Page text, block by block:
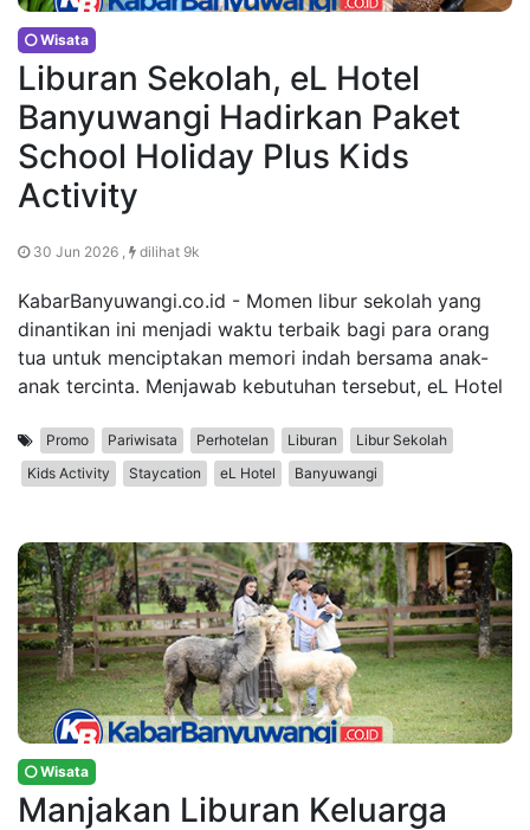
Wisata
Liburan Sekolah, eL Hotel
Banyuwangi Hadirkan Paket
School Holiday Plus Kids
Activity
30 Jun 2026 , dilihat 9k
KabarBanyuwangi.co.id - Momen libur sekolah yang
dinantikan ini menjadi waktu terbaik bagi para orang
tua untuk menciptakan memori indah bersama anak-
anak tercinta. Menjawab kebutuhan tersebut, eL Hotel
Promo Pariwisata Perhotelan Liburan
Libur Sekolah
Kids Activity
Staycation eL Hotel Banyuwangi
Wisata
Manjakan Liburan Keluarga